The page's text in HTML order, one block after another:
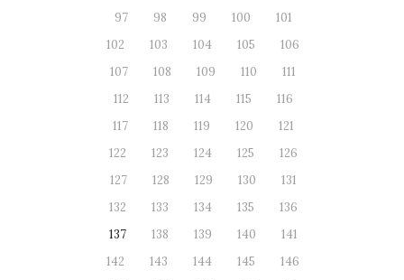
97
98 99 100
101
102
103 104 105
106
107
108 109 110
111
112
113 114 115
116
117
118 119 120
121
122
123 124 125
126
127
128 129 130
131
132
133 134 135
136
137
138 139 140
141
142
143 144 145
146